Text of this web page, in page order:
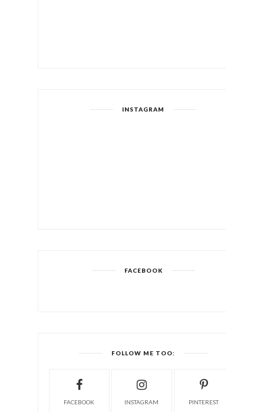
INSTAGRAM
FACEBOOK
FOLLOW ME TOO:
FACEBOOK INSTAGRAM PINTEREST